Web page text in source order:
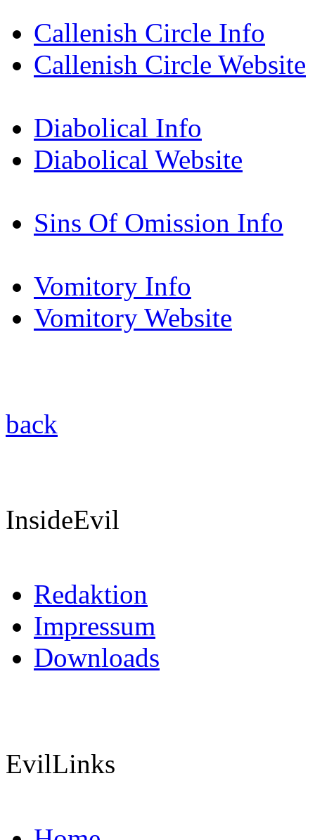
Callenish Circle Info
Callenish Circle Website
Diabolical Info
Diabolical Website
Sins Of Omission Info
Vomitory Info
Vomitory Website
back
InsideEvil
Redaktion
Impressum
Downloads
EvilLinks